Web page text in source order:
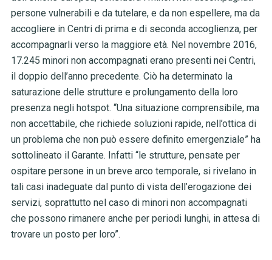
persone vulnerabili e da tutelare, e da non espellere, ma da
accogliere in Centri di prima e di seconda accoglienza, per
accompagnarli verso la maggiore età. Nel novembre 2016,
17.245 minori non accompagnati erano presenti nei Centri,
il doppio dell’anno precedente. Ciò ha determinato la
saturazione delle strutture e prolungamento della loro
presenza negli hotspot. “Una situazione comprensibile, ma
non accettabile, che richiede soluzioni rapide, nell’ottica di
un problema che non può essere definito emergenziale” ha
sottolineato il Garante. Infatti “le strutture, pensate per
ospitare persone in un breve arco temporale, si rivelano in
tali casi inadeguate dal punto di vista dell’erogazione dei
servizi, soprattutto nel caso di minori non accompagnati
che possono rimanere anche per periodi lunghi, in attesa di
trovare un posto per loro”.